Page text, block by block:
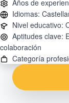
Aptitudes clave: